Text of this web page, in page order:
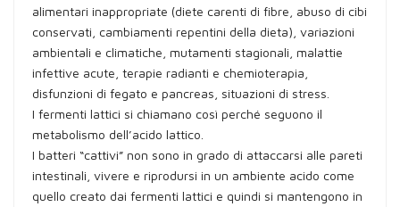
alimentari inappropriate (diete carenti di fibre, abuso di cibi
conservati, cambiamenti repentini della dieta), variazioni
ambientali e climatiche, mutamenti stagionali, malattie
infettive acute, terapie radianti e chemioterapia,
disfunzioni di fegato e pancreas, situazioni di stress.
I fermenti lattici si chiamano così perché seguono il
metabolismo dell’acido lattico.
I batteri “cattivi” non sono in grado di attaccarsi alle pareti
intestinali, vivere e riprodursi in un ambiente acido come
quello creato dai fermenti lattici e quindi si mantengono in